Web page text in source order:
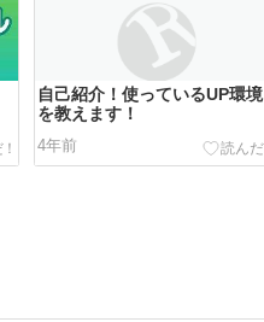
自己紹介！使っているUP環境
を教えます！
4年前